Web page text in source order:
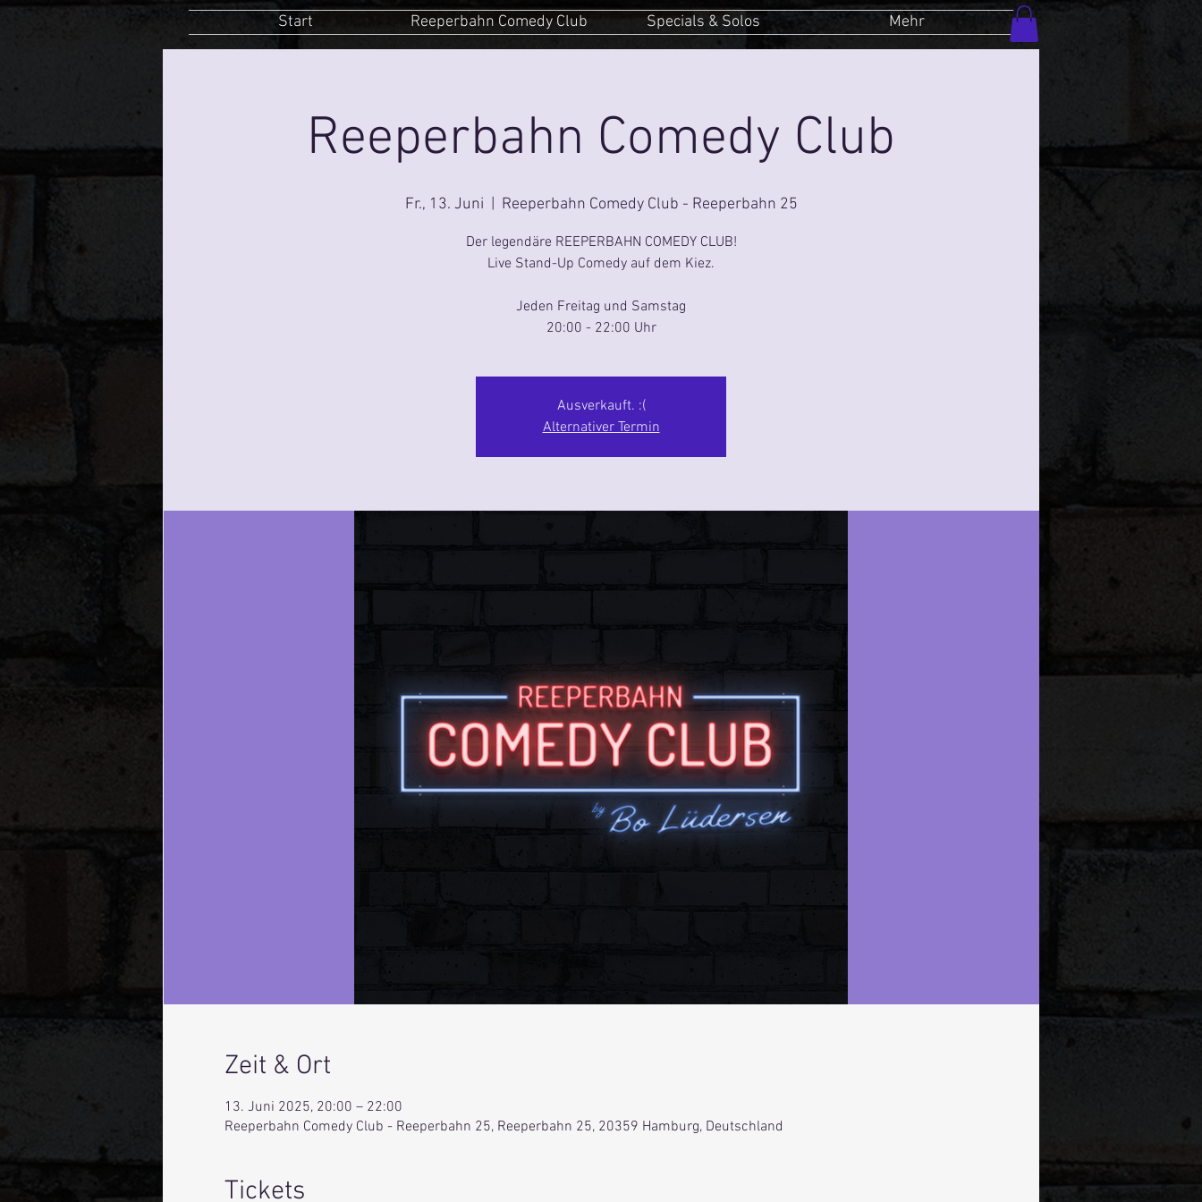
Start Reeperbahn Comedy Club Specials & Solos Mehr
Reeperbahn Comedy Club
Fr., 13. Juni Reeperbahn Comedy Club - Reeperbahn 25
Der legendäre REEPERBAHN COMEDY CLUB!
Live Stand-Up Comedy auf dem Kiez.
Jeden Freitag und Samstag
20:00 - 22:00 Uhr
Ausverkauft. :(
Alternativer Termin
Zeit & Ort
13. Juni 2025, 20:00 – 22:00
Reeperbahn Comedy Club - Reeperbahn 25, Reeperbahn 25, 20359 Hamburg, Deutschland
Tickets